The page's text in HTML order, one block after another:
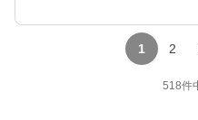
1 2
518件